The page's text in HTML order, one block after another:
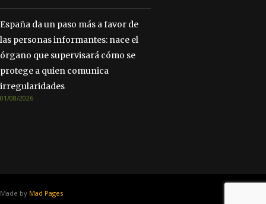
España da un paso más a favor de
las personas informantes: nace el
órgano que supervisará cómo se
protege a quien comunica
irregularidades
01/08/2026
Made by Mad Pages